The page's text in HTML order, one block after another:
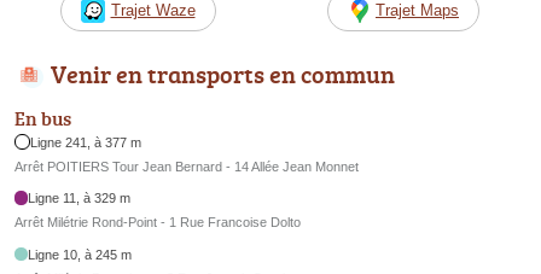
Trajet Waze Trajet Maps
Venir en transports en commun
En bus
Ligne 241, à 377 m
Arrêt POITIERS Tour Jean Bernard - 14 Allée Jean Monnet
Ligne 11, à 329 m
Arrêt Milétrie Rond-Point - 1 Rue Francoise Dolto
Ligne 10, à 245 m